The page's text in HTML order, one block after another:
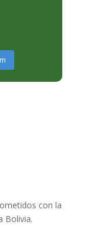
con la
Bolivia.